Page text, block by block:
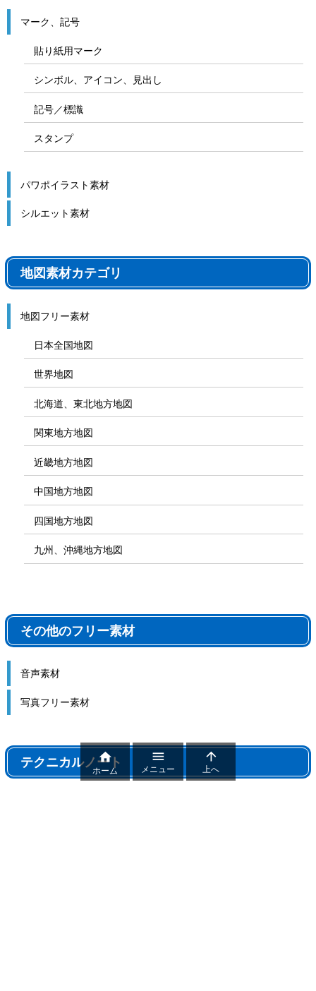
マーク、記号
貼り紙用マーク
シンボル、アイコン、見出し
記号／標識
スタンプ
パワポイラスト素材
シルエット素材
地図素材カテゴリ
地図フリー素材
日本全国地図
世界地図
北海道、東北地方地図
関東地方地図
近畿地方地図
中国地方地図
四国地方地図
九州、沖縄地方地図
その他のフリー素材
音声素材
写真フリー素材
テクニカルノート

ホーム

メニュー

上へ